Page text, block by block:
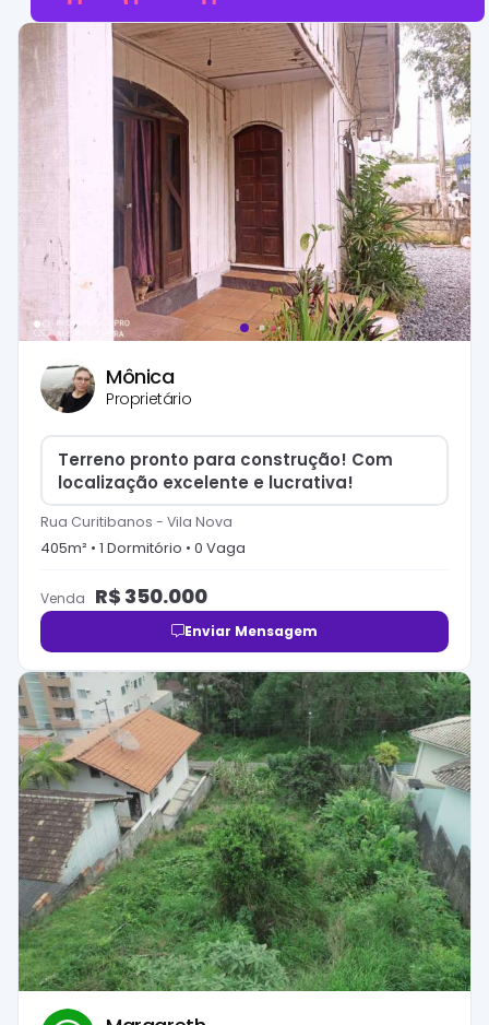
Mônica
Proprietário
Terreno pronto para construção! Com
localização excelente e lucrativa!
Rua Curitibanos - Vila Nova
405m² • 1 Dormitório • 0 Vaga
Venda R$ 350.000
Enviar Mensagem